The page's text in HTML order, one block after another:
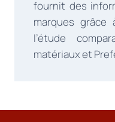
fournit des
marques
l’étude
matériaux et